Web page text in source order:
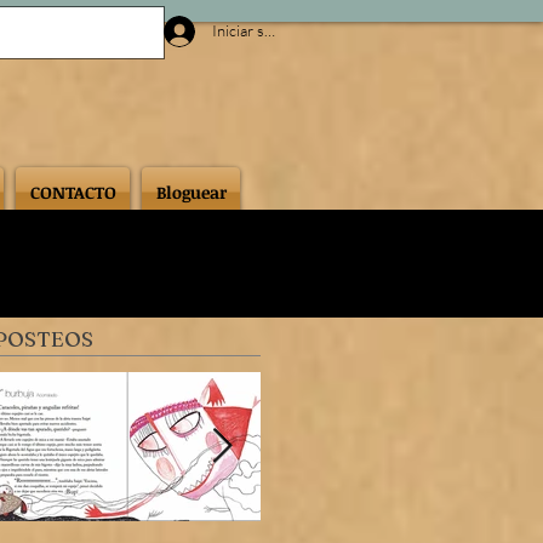
CONTACTO Bloguear
Iniciar sesión